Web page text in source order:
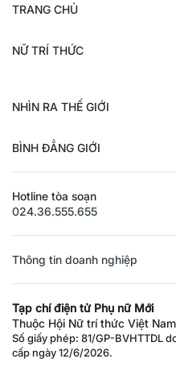
TRANG CHỦ
NỮ TRÍ THỨC
NHÌN RA THẾ GIỚI
BÌNH ĐẲNG GIỚI
Hotline tòa soạn
024.36.555.655
Thông tin doanh nghiệp
Tạp chí điện tử Phụ nữ Mới
Thuộc Hội Nữ trí thức Việt Nam
Số giấy phép: 81/GP-BVHTTDL
cấp ngày 12/6/2026.